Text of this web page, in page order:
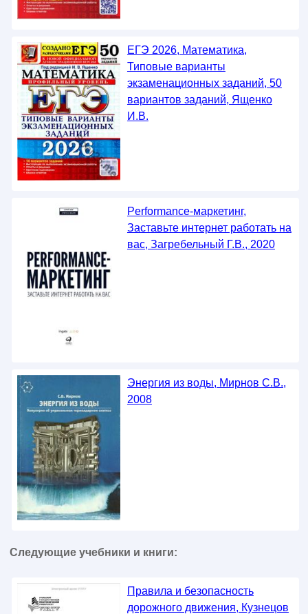
ЕГЭ 2026, Математика,
Типовые варианты
экзаменационных заданий, 50
вариантов заданий, Ященко
И.В.
Performance-маркетинг,
Заставьте интернет работать на
вас, Загребельный Г.В., 2020
Энергия из воды, Мирнов С.В.,
2008
Следующие учебники и книги:
Правила и безопасность
дорожного движения, Кузнецов